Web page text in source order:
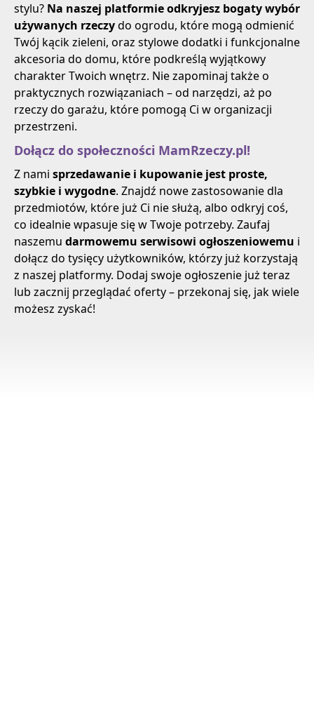
stylu? Na naszej platformie odkryjesz bogaty wybór
używanych rzeczydo ogrodu, które mogą odmienić
Twój kącik zieleni, oraz stylowe dodatki i funkcjonalne
akcesoria do domu, które podkreślą wyjątkowy
charakter Twoich wnętrz. Nie zapominaj także o
praktycznych rozwiązaniach – od narzędzi, aż po
rzeczy do garażu, które pomogą Ci w organizacji
przestrzeni.
Dołącz do społeczności MamRzeczy.pl!
Z nami sprzedawanie i kupowanie jest proste,
szybkie i wygodne. Znajdź nowe zastosowanie dla
przedmiotów, które już Ci nie służą, albo odkryj coś,
co idealnie wpasuje się w Twoje potrzeby. Zaufaj
naszemu darmowemu serwisowi ogłoszeniowemu i
dołącz do tysięcy użytkowników, którzy już korzystają
z naszej platformy. Dodaj swoje ogłoszenie już teraz
lub zacznij przeglądać oferty – przekonaj się, jak wiele
możesz zyskać!